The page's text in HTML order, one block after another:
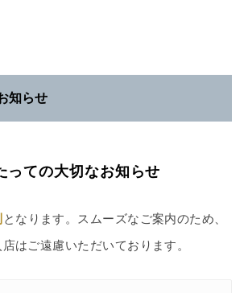
知らせ
っての大切なお知らせ
となります。スムーズなご案内のため、
はご遠慮いただいております。